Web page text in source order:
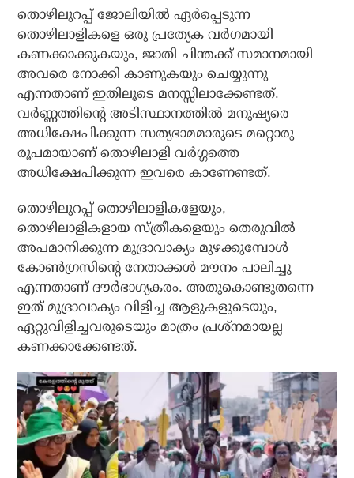
തൊഴിലുറപ്പ് ജോലിയില്‍ ഏര്‍പ്പെടുന്ന
തൊഴിലാളികളെ ഒരു പ്രത്യേക വര്‍ഗമായി
കണക്കാക്കുകയും, ജാതി ചിന്തക്ക് സമാനമായി
അവരെ നോക്കി കാണുകയും ചെയ്യുന്നു
എന്നതാണ് ഇതിലൂടെ മനസ്സിലാക്കേണ്ടത്.
വര്‍ണ്ണത്തിന്റെ അടിസ്ഥാനത്തില്‍ മനുഷ്യരെ
അധിക്ഷേപിക്കുന്ന സത്യഭാമമാരുടെ മറ്റൊരു
രൂപമായാണ് തൊഴിലാളി വര്‍ഗ്ഗത്തെ
അധിക്ഷേപിക്കുന്ന ഇവരെ കാണേണ്ടത്.
തൊഴിലുറപ്പ് തൊഴിലാളികളേയും,
തൊഴിലാളികളായ സ്ത്രീകളെയും തെരുവില്‍
അപമാനിക്കുന്ന മുദ്രാവാക്യം മുഴക്കുമ്പോള്‍
കോണ്‍ഗ്രസിന്റെ നേതാക്കള്‍ മൗനം പാലിച്ചു
എന്നതാണ് ദൗര്‍ഭാഗ്യകരം. അതുകൊണ്ടുതന്നെ
ഇത് മുദ്രാവാക്യം വിളിച്ച ആളുകളുടെയും,
ഏറ്റുവിളിച്ചവരുടെയും മാത്രം പ്രശ്‌നമായല്ല
കണക്കാക്കേണ്ടത്.